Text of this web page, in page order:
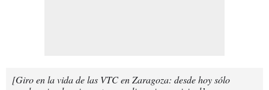
[Giro en la vida de las VTC en Zaragoza: desde hoy sólo